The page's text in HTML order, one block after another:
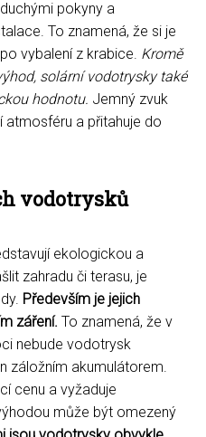
pokyny a
To znamená, že si je
vybalení z krabice. Kromě
solární vodotrysky také
hodnotu. Jemný zvuk
atmosféru a přitahuje do
vodotrysků
ekologickou a
zahradu či terasu, je
Především je jejich
záření. To znamená, že v
nebude vodotrysk
záložním akumulátorem.
cenu a vyžaduje
může být omezený